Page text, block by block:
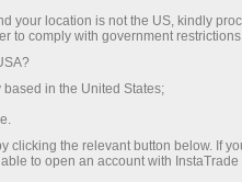
untuk dagangan
akan membolehkan
jumlah wang yang
projek Forex.
your location is not the US, kindly
to comply with government
in the United States;
clicking the relevant button below. If
to open an account with InstaTrade